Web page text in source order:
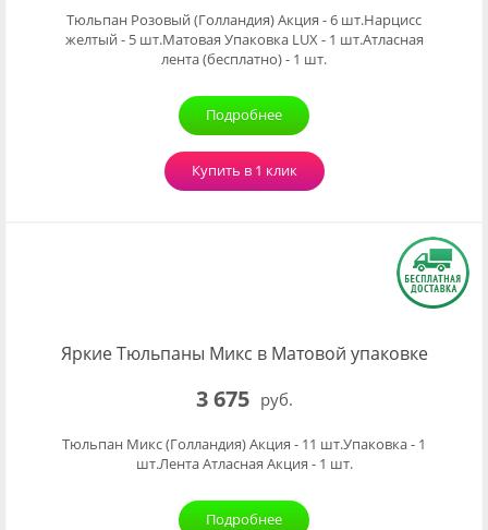
Тюльпан Розовый (Голландия) Акция - 6 шт.Нарцисс
желтый - 5 шт.Матовая Упаковка LUX - 1 шт.Атласная
лента (бесплатно) - 1 шт.
Подробнее
Купить в 1 клик
Яркие Тюльпаны Микс в Матовой упаковке
3 675 руб.
Тюльпан Микс (Голландия) Акция - 11 шт.Упаковка - 1
шт.Лента Атласная Акция - 1 шт.
Подробнее